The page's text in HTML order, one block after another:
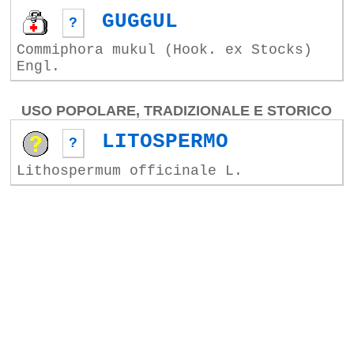
? GUGGUL
Commiphora mukul (Hook. ex Stocks)
Engl.
USO POPOLARE, TRADIZIONALE E STORICO
? LITOSPERMO
Lithospermum officinale L.